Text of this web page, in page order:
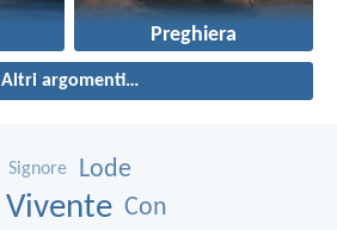
Preghiera
Altri argomenti…
Signore
Lode
Vivente Con